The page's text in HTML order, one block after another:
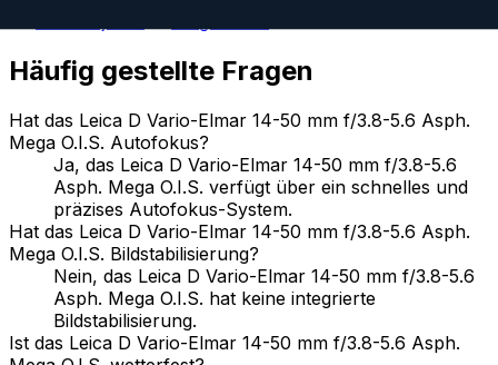
Häufig gestellte Fragen
Hat das Leica D Vario-Elmar 14-50 mm f/3.8-5.6 Asph.
Mega O.I.S. Autofokus?
Ja, das Leica D Vario-Elmar 14-50 mm f/3.8-5.6
Asph. Mega O.I.S. verfügt über ein schnelles und
präzises Autofokus-System.
Hat das Leica D Vario-Elmar 14-50 mm f/3.8-5.6 Asph.
Mega O.I.S. Bildstabilisierung?
Nein, das Leica D Vario-Elmar 14-50 mm f/3.8-5.6
Asph. Mega O.I.S. hat keine integrierte
Bildstabilisierung.
Ist das Leica D Vario-Elmar 14-50 mm f/3.8-5.6 Asph.